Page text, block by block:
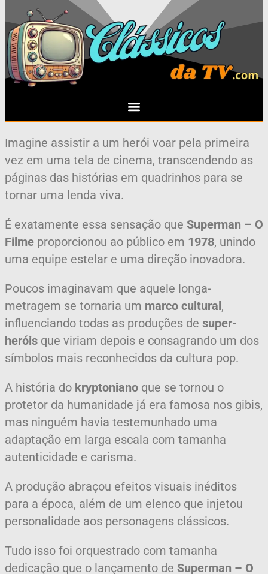
Imagine assistir a um herói voar pela primeira
vez em uma tela de cinema, transcendendo as
páginas das histórias em quadrinhos para se
tornar uma lenda viva.
É exatamente essa sensação que Superman – O
Filme proporcionou ao público em 1978, unindo
uma equipe estelar e uma direção inovadora.
Poucos imaginavam que aquele longa-
metragem se tornaria um marco cultural,
influenciando todas as produções de super-
heróis que viriam depois e consagrando um dos
símbolos mais reconhecidos da cultura pop.
A história do kryptoniano que se tornou o
protetor da humanidade já era famosa nos gibis,
mas ninguém havia testemunhado uma
adaptação em larga escala com tamanha
autenticidade e carisma.
A produção abraçou efeitos visuais inéditos
para a época, além de um elenco que injetou
personalidade aos personagens clássicos.
Tudo isso foi orquestrado com tamanha
dedicação que o lançamento de Superman – O